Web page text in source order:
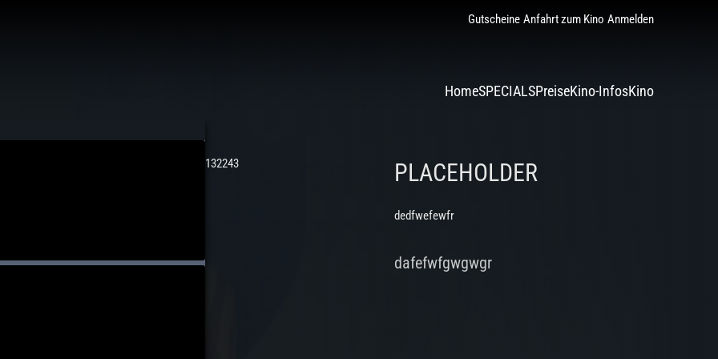
Gutscheine Anfahrt zum Kino Anmelden
HomeSPECIALSPreiseKino-InfosKino
132243 PLACEHOLDER
dedfwefewfr
dafefwfgwgwgr